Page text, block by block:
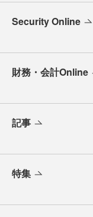
Security Online
財務・会計Online
記事
特集